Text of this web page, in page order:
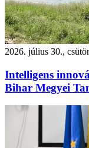
2026. július 30.,
Intelligens
Bihar Megyei